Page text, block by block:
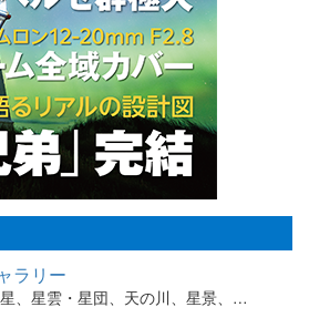
ラリー
、星雲・星団、天の川、星景、…